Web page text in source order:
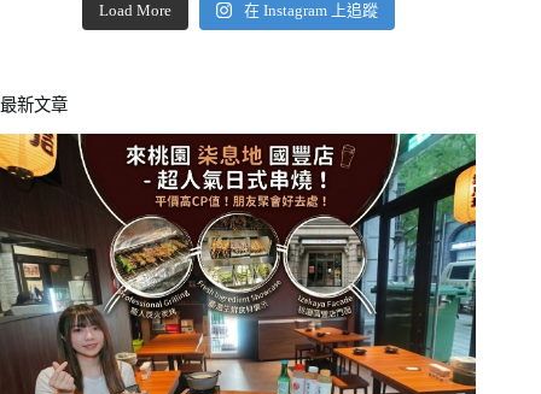
Load More 在 Instagram 上追蹤
最新文章